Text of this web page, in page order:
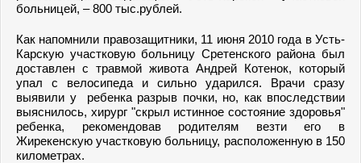
больницей, – 800 тыс.рублей.
Как напомнили правозащитники, 11 июня 2010 года в Усть-
Карскую участковую больницу Сретенского района был
доставлен с травмой живота Андрей Котенок, который
упал с велосипеда и сильно ударился. Врачи сразу
выявили у ребенка разрыв почки, но, как впоследствии
выяснилось, хирург "скрыл истинное состояние здоровья"
ребенка, рекомендовав родителям везти его в
Жирекенскую участковую больницу, расположенную в 150
километрах.